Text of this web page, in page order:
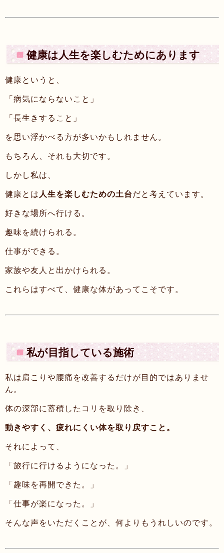
健康は人生を楽しむためにあります
健康というと、
「病気にならないこと」
「長生きすること」
を思い浮かべる方が多いかもしれません。
もちろん、それも大切です。
しかし私は、
健康とは 人生を楽しむための土台だと考えています。
好きな場所へ行ける。
趣味を続けられる。
仕事ができる。
家族や友人と出かけられる。
これらはすべて、健康な体があってこそです。
私が目指している施術
私は肩こりや腰痛を改善するだけが目的ではありませ
ん。
体の深部に蓄積したコリを取り除き、
動きやすく、疲れにくい体を取り戻すこと。
それによって、
「旅行に行けるようになった。」
「趣味を再開できた。」
「仕事が楽になった。」
そんな声をいただくことが、何よりもうれしいのです。